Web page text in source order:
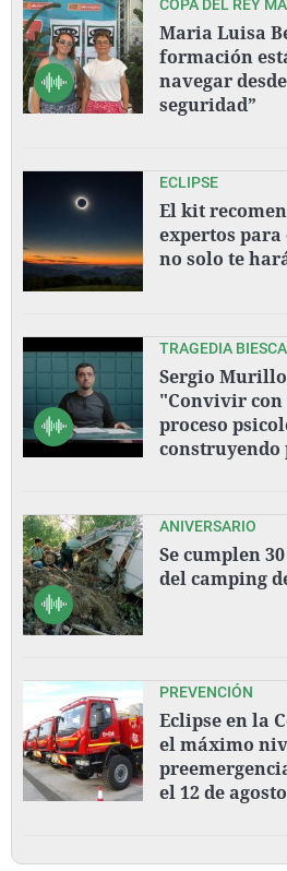
COPA DEL REY
Maria Luisa
formación
navegar
seguridad”
ECLIPSE
El kit
expertos para
no solo te
TRAGEDIA
Sergio
"Convivir con
proceso
construyendo
ANIVERSARIO
Se cumplen
del camping
PREVENCIÓN
Eclipse en la
el máximo
el 12 de agosto